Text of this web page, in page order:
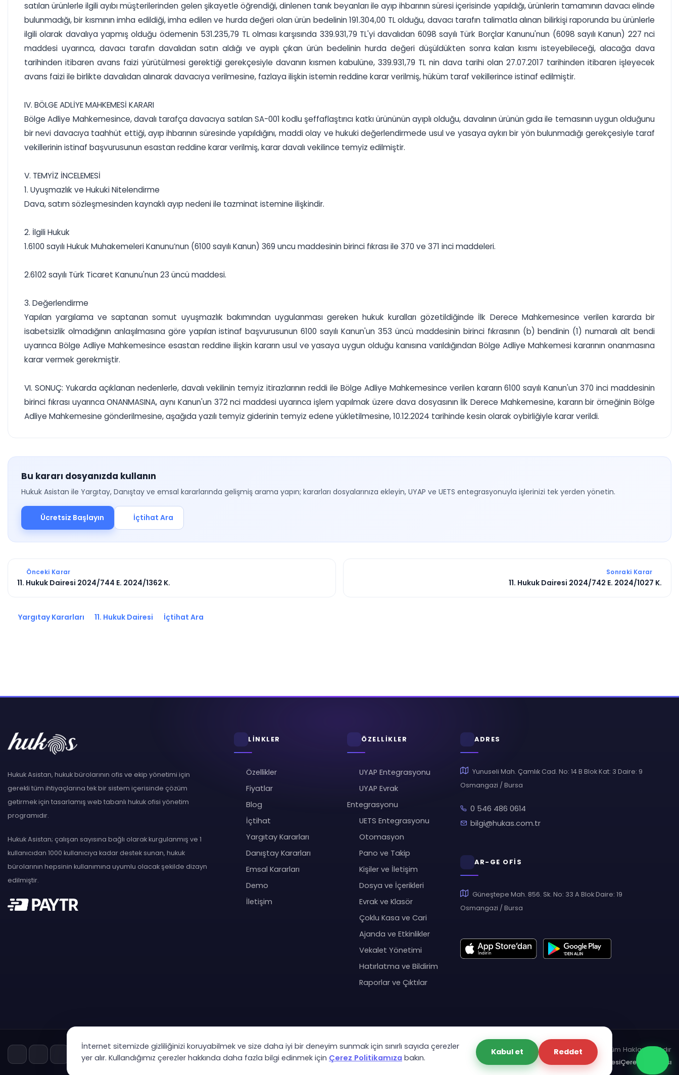
satılan ürünlerle ilgili ayıbı müşterilerinden gelen şikayetle öğrendiği, dinlenen tanık beyanları ile ayıp ihbarının süresi içerisinde yapıldığı, ürünlerin tamamının davacı elinde
bulunmadığı, bir kısmının imha edildiği, imha edilen ve hurda değeri olan ürün bedelinin 191.304,00 TL olduğu, davacı tarafın talimatla alınan bilirkişi raporunda bu ürünlerle
ilgili olarak davalıya yapmış olduğu ödemenin 531.235,79 TL olması karşısında 339.931,79 TL'yi davalıdan 6098 sayılı Türk Borçlar Kanunu'nun (6098 sayılı Kanun) 227 nci
maddesi uyarınca, davacı tarafın davalıdan satın aldığı ve ayıplı çıkan ürün bedelinin hurda değeri düşüldükten sonra kalan kısmı isteyebileceği, alacağa dava
tarihinden itibaren avans faizi yürütülmesi gerektiği gerekçesiyle davanın kısmen kabulüne, 339.931,79 TL nin dava tarihi olan 27.07.2017 tarihinden itibaren işleyecek
avans faizi ile birlikte davalıdan alınarak davacıya verilmesine, fazlaya ilişkin istemin reddine karar verilmiş, hüküm taraf vekillerince istinaf edilmiştir.
IV. BÖLGE ADLİYE MAHKEMESİ KARARI
Bölge Adliye Mahkemesince, davalı tarafça davacıya satılan SA-001 kodlu şeffaflaştırıcı katkı ürününün ayıplı olduğu, davalının ürünün gıda ile temasının uygun olduğunu
bir nevi davacıya taahhüt ettiği, ayıp ihbarının süresinde yapıldığını, maddi olay ve hukuki değerlendirmede usul ve yasaya aykırı bir yön bulunmadığı gerekçesiyle taraf
vekillerinin istinaf başvurusunun esastan reddine karar verilmiş, karar davalı vekilince temyiz edilmiştir.
V. TEMYİZ İNCELEMESİ
1. Uyuşmazlık ve Hukuki Nitelendirme
Dava, satım sözleşmesinden kaynaklı ayıp nedeni ile tazminat istemine ilişkindir.
2. İlgili Hukuk
1.6100 sayılı Hukuk Muhakemeleri Kanunu’nun (6100 sayılı Kanun) 369 uncu maddesinin birinci fıkrası ile 370 ve 371 inci maddeleri.
2.6102 sayılı Türk Ticaret Kanunu'nun 23 üncü maddesi.
3. Değerlendirme
Yapılan yargılama ve saptanan somut uyuşmazlık bakımından uygulanması gereken hukuk kuralları gözetildiğinde İlk Derece Mahkemesince verilen kararda bir
isabetsizlik olmadığının anlaşılmasına göre yapılan istinaf başvurusunun 6100 sayılı Kanun'un 353 üncü maddesinin birinci fıkrasının (b) bendinin (1) numaralı alt bendi
uyarınca Bölge Adliye Mahkemesince esastan reddine ilişkin kararın usul ve yasaya uygun olduğu kanısına varıldığından Bölge Adliye Mahkemesi kararının onanmasına
karar vermek gerekmiştir.
VI. SONUÇ: Yukarda açıklanan nedenlerle, davalı vekilinin temyiz itirazlarının reddi ile Bölge Adliye Mahkemesince verilen kararın 6100 sayılı Kanun'un 370 inci maddesinin
birinci fıkrası uyarınca ONANMASINA, aynı Kanun'un 372 nci maddesi uyarınca işlem yapılmak üzere dava dosyasının İlk Derece Mahkemesine, kararın bir örneğinin Bölge
Adliye Mahkemesine gönderilmesine, aşağıda yazılı temyiz giderinin temyiz edene yükletilmesine, 10.12.2024 tarihinde kesin olarak oybirliğiyle karar verildi.
Bu kararı dosyanızda kullanın
Hukuk Asistan ile Yargıtay, Danıştay ve emsal kararlarında gelişmiş arama yapın; kararları dosyalarınıza ekleyin, UYAP ve UETS entegrasyonuyla işlerinizi tek yerden yönetin.
Ücretsiz Başlayın İçtihat Ara
Önceki Karar
11. Hukuk Dairesi 2024/744 E. 2024/1362 K.
Sonraki Karar
11. Hukuk Dairesi 2024/742 E. 2024/1027 K.
Yargıtay Kararları 11. Hukuk Dairesi İçtihat Ara
Hukuk Asistan, hukuk bürolarının ofis ve ekip yönetimi için
gerekli tüm ihtiyaçlarına tek bir sistem içerisinde çözüm
getirmek için tasarlamış web tabanlı hukuk ofisi yönetim
programıdır.
Hukuk Asistan; çalışan sayısına bağlı olarak kurgulanmış ve 1
kullanıcıdan 1000 kullanıcıya kadar destek sunan, hukuk
bürolarının hepsinin kullanımına uyumlu olacak şekilde dizayn
edilmiştir.
LİNKLER
Özellikler
Fiyatlar
Blog
İçtihat
Yargıtay Kararları
Danıştay Kararları
Emsal Kararları
Demo
İletişim
ÖZELLİKLER
UYAP Entegrasyonu
UYAP Evrak
Entegrasyonu
UETS Entegrasyonu
Otomasyon
Pano ve Takip
Kişiler ve İletişim
Dosya ve İçerikleri
Evrak ve Klasör
Çoklu Kasa ve Cari
Ajanda ve Etkinlikler
Vekalet Yönetimi
Hatırlatma ve Bildirim
Raporlar ve Çıktılar
ADRES
Yunuseli Mah. Çamlık Cad. No: 14 B Blok Kat: 3 Daire: 9
Osmangazi / Bursa
0 546 486 0614
bilgi@hukas.com.tr
AR-GE OFİS
Güneştepe Mah. 856. Sk. No: 33 A Blok Daire: 19
Osmangazi / Bursa
Copyright © 2007 - 2026 Hukas | Hukuk Asistan • Tüm Hakları Saklıdır
KVK Aydınlatma Metni
Gizlilik Politikası Güvenlik SözleşmesiÇerez Politikası
İnternet sitemizde gizliliğinizi koruyabilmek ve size daha iyi bir deneyim sunmak için sınırlı sayıda çerezler
yer alır. Kullandığımız çerezler hakkında daha fazla bilgi edinmek için Çerez Politikamıza bakın.
Kabul et Reddet